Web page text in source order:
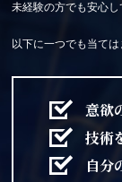
未経験の方でも安心
以下に一つでも当て
意欲
技術
自分